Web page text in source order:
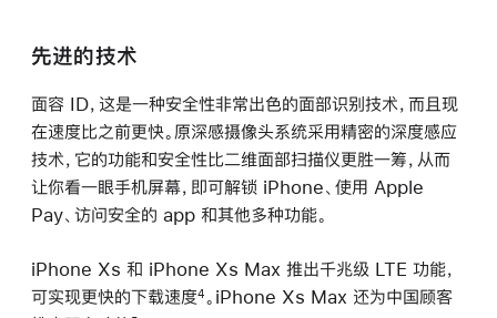
先进的技术
面容 ID，这是一种安全性非常出色的面部识别技术，而且现
在速度比之前更快。原深感摄像头系统采用精密的深度感应
技术，它的功能和安全性比二维面部扫描仪更胜一筹，从而
让你看一眼手机屏幕，即可解锁 iPhone、使用 Apple
Pay、访问安全的 app 和其他多种功能。
iPhone Xs 和 iPhone Xs Max 推出千兆级 LTE 功能，
可实现更快的下载速度4 。iPhone Xs Max 还为中国顾客